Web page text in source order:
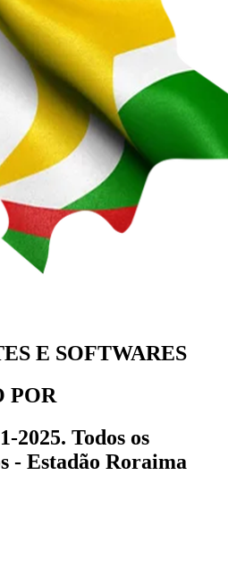
E SOFTWARES
POR
2025. Todos os
- Estadão Roraima